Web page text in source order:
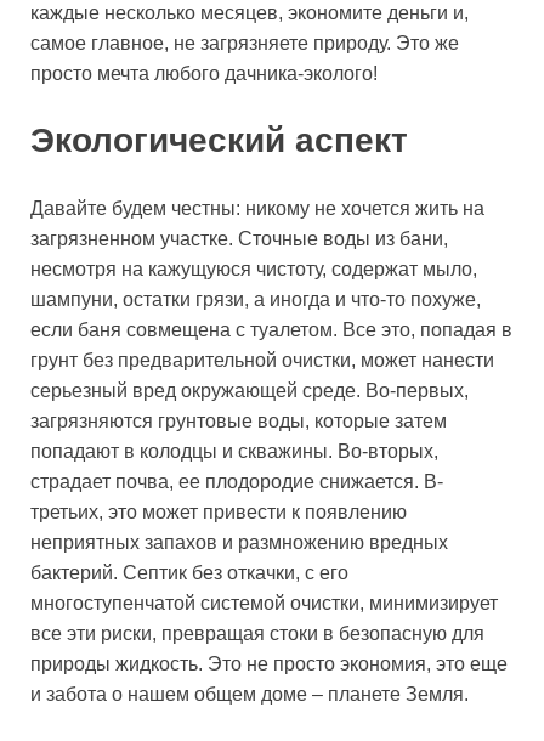
каждые несколько месяцев, экономите деньги и,
самое главное, не загрязняете природу. Это же
просто мечта любого дачника-эколого!
Экологический аспект
Давайте будем честны: никому не хочется жить на
загрязненном участке. Сточные воды из бани,
несмотря на кажущуюся чистоту, содержат мыло,
шампуни, остатки грязи, а иногда и что-то похуже,
если баня совмещена с туалетом. Все это, попадая в
грунт без предварительной очистки, может нанести
серьезный вред окружающей среде. Во-первых,
загрязняются грунтовые воды, которые затем
попадают в колодцы и скважины. Во-вторых,
страдает почва, ее плодородие снижается. В-
третьих, это может привести к появлению
неприятных запахов и размножению вредных
бактерий. Септик без откачки, с его
многоступенчатой системой очистки, минимизирует
все эти риски, превращая стоки в безопасную для
природы жидкость. Это не просто экономия, это еще
и забота о нашем общем доме – планете Земля.